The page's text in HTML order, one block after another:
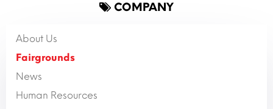
COMPANY
About Us
Fairgrounds
News
Human Resources